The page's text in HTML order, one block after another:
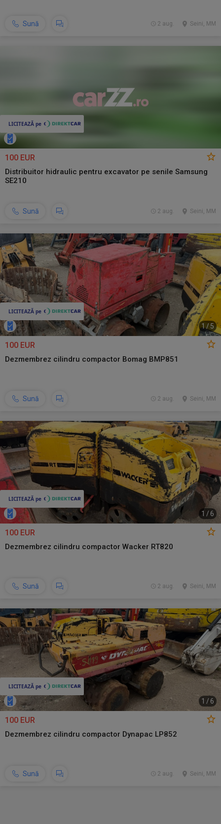
Sună Seini, MM
2 aug.
100 EUR
Distribuitor hidraulic pentru excavator pe senile Samsung
SE210
Sună Seini, MM
2 aug.
1 / 5
100 EUR
Dezmembrez cilindru compactor Bomag BMP851
Sună Seini, MM
2 aug.
1 /6
100 EUR
Dezmembrez cilindru compactor Wacker RT820
Sună Seini, MM
2 aug.
1 /6
100 EUR
Dezmembrez cilindru compactor Dynapac LP852
Sună Seini, MM
2 aug.